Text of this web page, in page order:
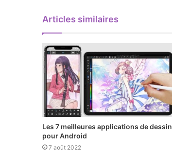
Articles similaires
Les 7 meilleures applications de dessin
pour Android
7 août 2022